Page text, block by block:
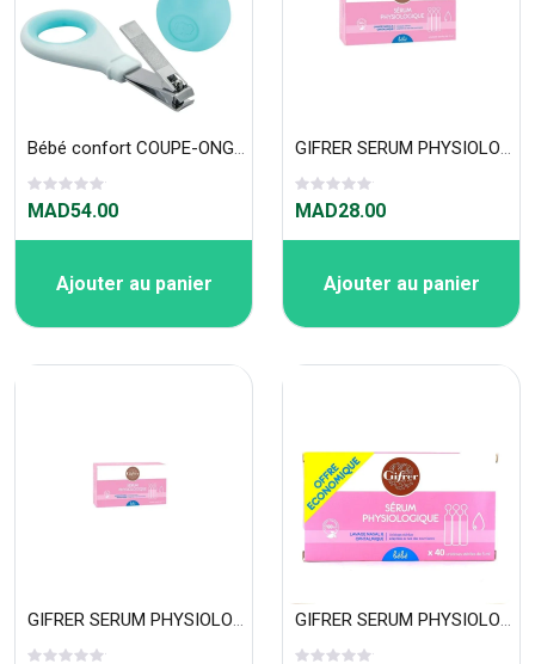
Bébé confort COUPE-ONGLES ERGONOMIQUE AVEC BASE - WATER WORLD
MAD54.00
Ajouter au panier
GIFRER SERUM PHYSIOLOGICA BTE X 12 UNIDOSES 5 ML
MAD28.00
Ajouter au panier
GIFRER SERUM PHYSIOLOGICA BTE X 5 UNIDOSES 5 ML GIFRER SERUM PHYSIOLOGICA BTE X 40 UNIDOSES 5 ML